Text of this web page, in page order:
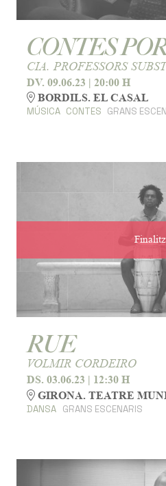
CONTES
CIA. PROFESSORS
DV. 09.06.23 | 20:00 H
BORDILS. EL CASAL
MÚSICA CONTES GRANS
RUE
VOLMIR CORDEIRO
DS. 03.06.23 | 12:30 H
GIRONA. TEATRE
DANSA GRANS ESCENARIS